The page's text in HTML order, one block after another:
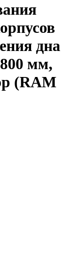
дна
мм,
(RAM